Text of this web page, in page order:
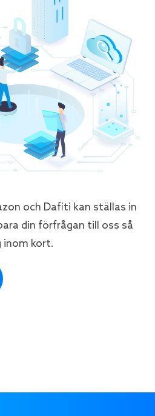
och Dafiti kan ställas in
din förfrågan till oss så
inom kort.